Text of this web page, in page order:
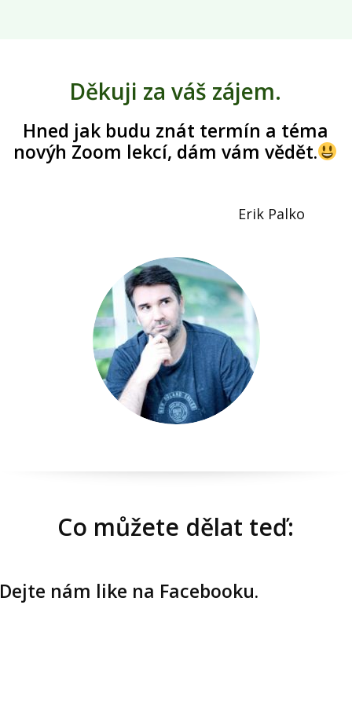
Děkuji za váš zájem.
Hned jak budu znát termín a téma
novýh Zoom lekcí, dám vám vědět.
Erik Palko
Co můžete dělat teď:
nám like na Facebooku.